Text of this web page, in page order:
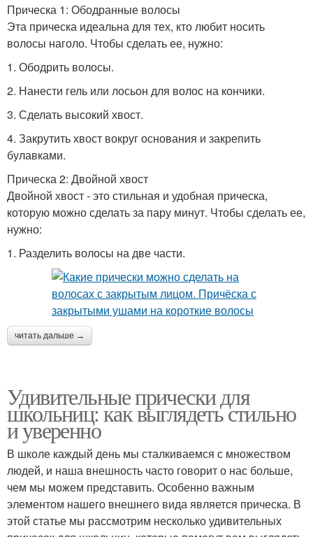
Прическа 1: Ободранные волосы
Эта прическа идеальна для тех, кто любит носить
волосы наголо. Чтобы сделать ее, нужно:
1. Ободрить волосы.
2. Нанести гель или лосьон для волос на кончики.
3. Сделать высокий хвост.
4. Закрутить хвост вокруг основания и закрепить
булавками.
Прическа 2: Двойной хвост
Двойной хвост - это стильная и удобная прическа,
которую можно сделать за пару минут. Чтобы сделать ее,
нужно:
1. Разделить волосы на две части.
читать дальше →
Удивительные прически для
школьниц: как выглядеть стильно
и уверенно
В школе каждый день мы сталкиваемся с множеством
людей, и наша внешность часто говорит о нас больше,
чем мы можем представить. Особенно важным
элементом нашего внешнего вида является прическа. В
этой статье мы рассмотрим несколько удивительных